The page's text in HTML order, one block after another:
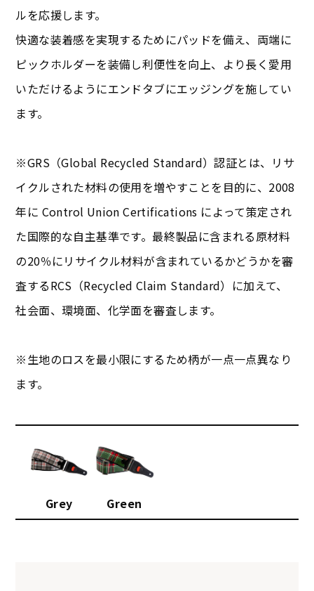
ルを応援します。
快適な装着感を実現するためにパッドを備え、両端に
ピックホルダーを装備し利便性を向上、より長く愛用
いただけるようにエンドタブにエッジングを施してい
ます。
※GRS（Global Recycled Standard）認証とは、リサ
イクルされた材料の使用を増やすことを目的に、2008
年に Control Union Certifications によって策定され
た国際的な自主基準です。最終製品に含まれる原材料
の20％にリサイクル材料が含まれているかどうかを審
査するRCS（Recycled Claim Standard）に加えて、
社会面、環境面、化学面を審査します。
※生地のロスを最小限にするため柄が一点一点異なり
ます。
Grey Green